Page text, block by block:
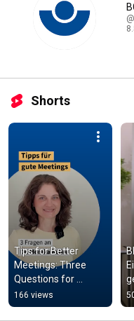
Shorts
Tips for Better
Meetings: Three
Questions for
Occupational
Psychologist Dr.
166 views